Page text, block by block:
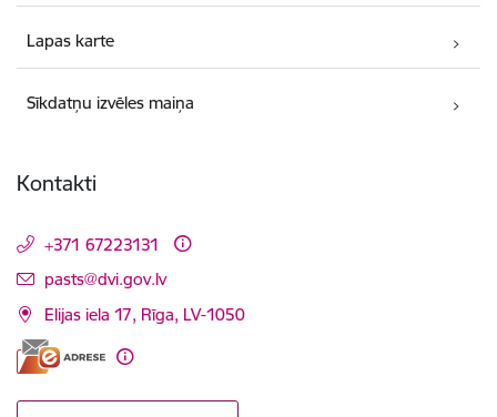
Lapas karte
Sīkdatņu izvēles maiņa
Kontakti
+371 67223131
E-pasts:
pasts@dvi.gov.lv
Elijas iela 17, Rīga, LV-1050